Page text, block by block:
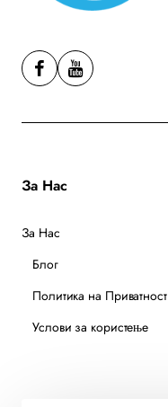
За Нас
За Нас
Блог
Политика на Приватност
Услови за користење